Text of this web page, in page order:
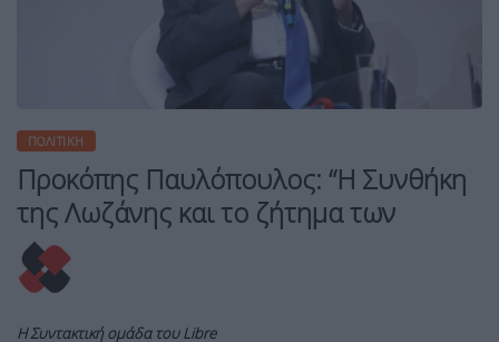
ΠΟΛΙΤΙΚΉ
Προκόπης Παυλόπουλος: “Η Συνθήκη
της Λωζάνης και το ζήτημα των
Η Συντακτική ομάδα του Libre